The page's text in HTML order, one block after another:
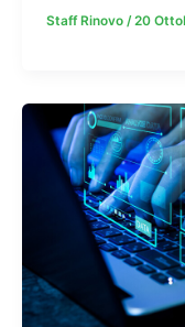
Staff Rinovo /20